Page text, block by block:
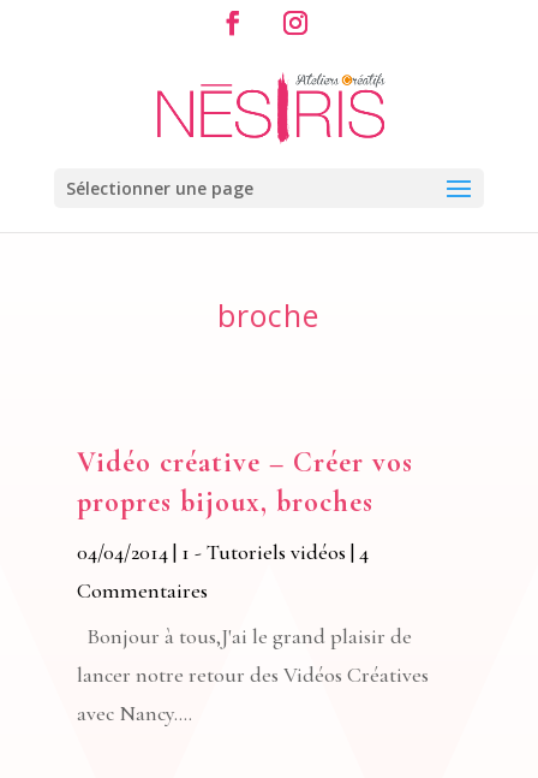
Sélectionner une page
broche
Vidéo créative – Créer vos
propres bijoux, broches
04/04/2014| 1 - Tutoriels vidéos | 4
Commentaires
Bonjour à tous,J'ai le grand plaisir de
lancer notre retour des Vidéos Créatives
avec Nancy....